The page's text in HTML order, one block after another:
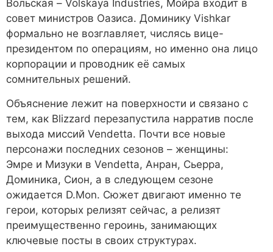
Вольская – Volskaya Industries, Мойра входит в
совет министров Оазиса. Доминику Vishkar
формально не возглавляет, числясь вице-
президентом по операциям, но именно она лицо
корпорации и проводник её самых
сомнительных решений.
Объяснение лежит на поверхности и связано с
тем, как Blizzard перезапустила нарратив после
выхода миссий Vendetta. Почти все новые
персонажи последних сезонов – женщины:
Эмре и Мизуки в Vendetta, Анран, Сьерра,
Доминика, Сион, а в следующем сезоне
ожидается D.Mon. Сюжет двигают именно те
герои, которых релизят сейчас, а релизят
преимущественно героинь, занимающих
ключевые посты в своих структурах.